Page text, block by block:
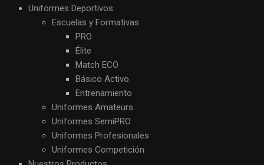
Uniformes Deportivos
Escuelas y Formativas
PRO
Élite
Match ECO
Básico Activo
Entrenamiento
Uniformes Amateurs
Uniformes SemiPRO
Uniformes Profesionales
Uniformes Competición